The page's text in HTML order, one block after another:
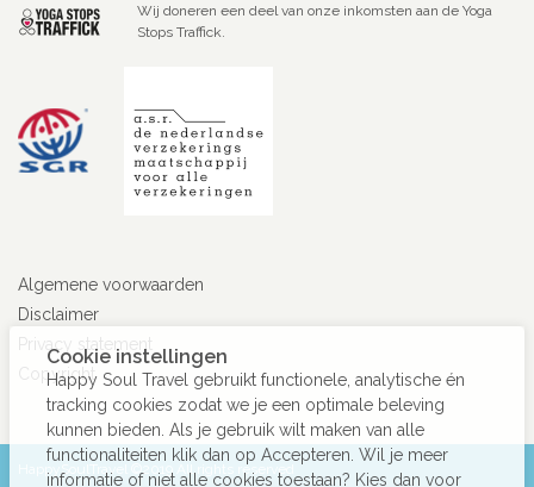
Wij doneren een deel van onze inkomsten aan de Yoga
Stops Traffick.
Algemene voorwaarden
Disclaimer
Privacy statement
Copyright
HappySoulTravel ©2019 All rights reserved
Cookie instellingen
Happy Soul Travel gebruikt functionele, analytische én
tracking cookies zodat we je een optimale beleving
kunnen bieden. Als je gebruik wilt maken van alle
functionaliteiten klik dan op Accepteren. Wil je meer
informatie of niet alle cookies toestaan? Kies dan voor